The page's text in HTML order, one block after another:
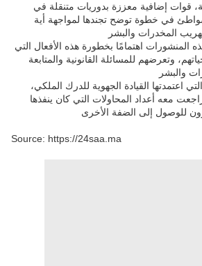
قوات إضافية معززة بدوريات متنقلة في
في خطوة توضح تجندها لمواجهة أية
المنشورات اهتمامًا بخطورة هذه الأفعال التي
وتعرضهم للمسائلة القانونية والمتابعة
اعتمدتها القيادة الجهوية للدرك الملكي،
معه أعداد المحاولات التي كان ينفذها
Source: https://24saa.ma